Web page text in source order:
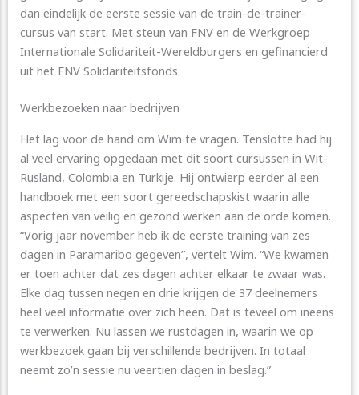
dan eindelijk de eerste sessie van de train-de-trainer-
cursus van start. Met steun van FNV en de Werkgroep
Internationale Solidariteit-Wereldburgers en gefinancierd
uit het FNV Solidariteitsfonds.
Werkbezoeken naar bedrijven
Het lag voor de hand om Wim te vragen. Tenslotte had hij
al veel ervaring opgedaan met dit soort cursussen in Wit-
Rusland, Colombia en Turkije. Hij ontwierp eerder al een
handboek met een soort gereedschapskist waarin alle
aspecten van veilig en gezond werken aan de orde komen.
“Vorig jaar november heb ik de eerste training van zes
dagen in Paramaribo gegeven”, vertelt Wim. “We kwamen
er toen achter dat zes dagen achter elkaar te zwaar was.
Elke dag tussen negen en drie krijgen de 37 deelnemers
heel veel informatie over zich heen. Dat is teveel om ineens
te verwerken. Nu lassen we rustdagen in, waarin we op
werkbezoek gaan bij verschillende bedrijven. In totaal
neemt zo’n sessie nu veertien dagen in beslag.”